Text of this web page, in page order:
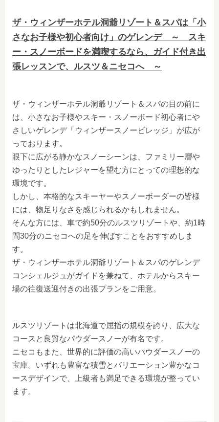
ザ・ウィンザーホテル洞爺リゾート＆スパは「小
さなお子様や初心者向け」のゲレンデ ～ スキ
ー・スノーボードを満喫するなら、ガイド付き出
張レッスンで、ルスツ＆ニセコへ ～
ザ・ウィンザーホテル洞爺リゾート＆スパの目の前に
は、小さなお子様やスキー・スノーボード初心者にや
さしいゲレンデ「ウィンザースノービレッジ」が広が
っております。
眼下に広がる静かなスノーシーンは、ファミリー層や
ゆったりとしたレジャーを望む方にとっての理想的な
環境です。
しかし、本格的なスキーヤーやスノーボーダーの皆様
には、物足りなさを感じられるかもしれません。
そんな方には、車で約50分のルスツリゾートや、約1時
間30分のニセコへの足を伸ばすことをおすすめしま
す。
ザ・ウィンザーホテル洞爺リゾート＆スパのゲレンデ
コンシェルジュがガイドを兼ねて、ホテルからスキー
場の往復送迎付きの出張プランをご用意。
ルスツリゾートは北海道で屈指の規模を誇り、広大な
コースと良質なパウダースノーが有名です。
ニセコもまた、世界的に評価の高いパウダースノーの
宝庫。いずれも豊富な積雪とバリエーション豊かなコ
ースデザインで、上級者も満足できる環境が整ってい
ます。